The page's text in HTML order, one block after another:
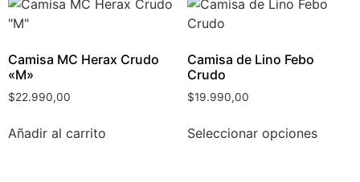
Camisa MC Herax Crudo
«M»
$22.990,00
Añadir al carrito
Camisa de Lino Febo
Crudo
$19.990,00
Seleccionar opciones